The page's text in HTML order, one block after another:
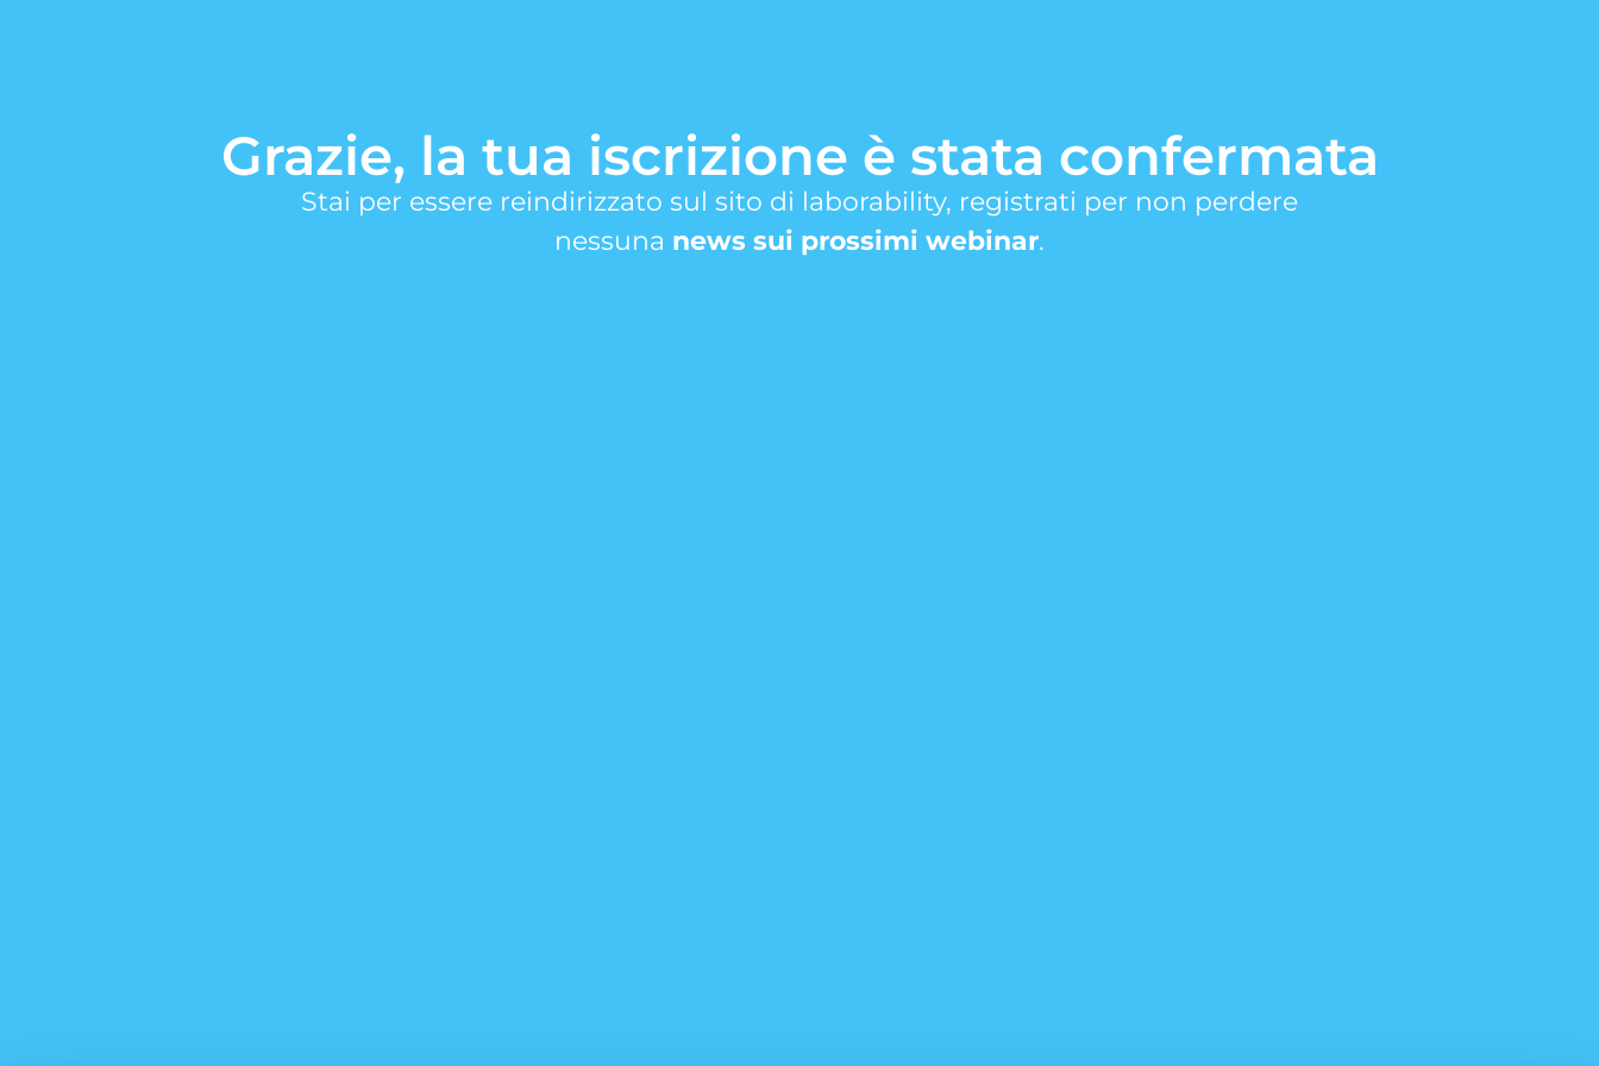
Grazie, la tua iscrizione è stata confermata
Stai per essere reindirizzato sul sito di laborability, registrati per non perdere
nessuna news sui prossimi webinar.